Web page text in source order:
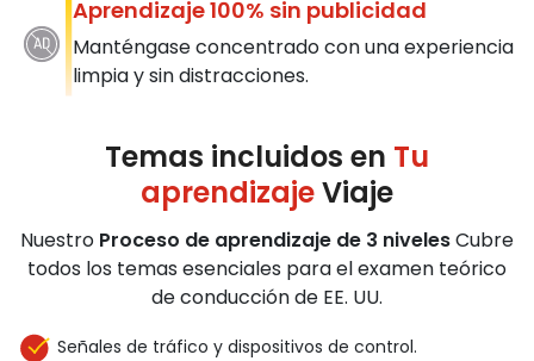
Aprendizaje 100% sin publicidad
Manténgase concentrado con una experiencia
limpia y sin distracciones.
Temas incluidos en Tu
aprendizajeViaje
Nuestro Proceso de aprendizaje de 3 nivelesCubre
todos los temas esenciales para el examen teórico
de conducción de EE. UU.
Señales de tráfico y dispositivos de control.